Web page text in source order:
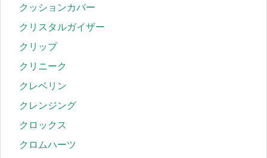
クッションカバー
クリスタルガイザー
クリップ
クリニーク
クレベリン
クレンジング
クロックス
クロムハーツ